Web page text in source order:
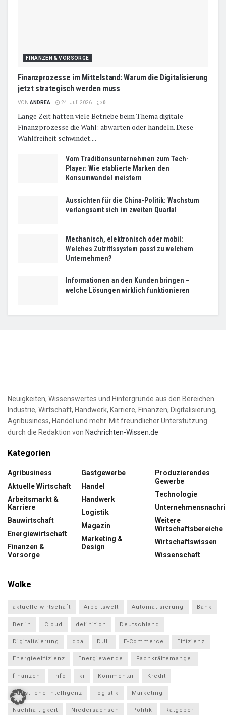
FINANZEN & VORSORGE
Finanzprozesse im Mittelstand: Warum die Digitalisierung
jetzt strategisch werden muss
VON ANDREA 24. Juli 2026 0
Lange Zeit hatten viele Betriebe beim Thema digitale
Finanzprozesse die Wahl: abwarten oder handeln. Diese
Wahlfreiheit schwindet....
Vom Traditionsunternehmen zum Tech-
Player: Wie etablierte Marken den
Konsumwandel meistern
Aussichten für die China-Politik: Wachstum
verlangsamt sich im zweiten Quartal
Mechanisch, elektronisch oder mobil:
Welches Zutrittssystem passt zu welchem
Unternehmen?
Informationen an den Kunden bringen –
welche Lösungen wirklich funktionieren
Neuigkeiten, Wissenswertes und Hintergründe aus den Bereichen
Industrie, Wirtschaft, Handwerk, Karriere, Finanzen, Digitalisierung,
Agribusiness, Handel und mehr. Mit freundlicher Unterstützung
durch die Redaktion von Nachrichten-Wissen.de
Kategorien
Agribusiness
Aktuelle Wirtschaft
Arbeitsmarkt &
Karriere
Bauwirtschaft
Energiewirtschaft
Finanzen &
Vorsorge
Gastgewerbe
Handel
Handwerk
Logistik
Magazin
Marketing &
Design
Produzierendes
Gewerbe
Technologie
Weitere
Wirtschaftsbereiche
Wirtschaftswissen
Wissenschaft
Wolke
aktuelle wirtschaft Arbeitswelt Automatisierung Bank
Berlin Cloud definition Deutschland
Digitalisierung dpa DUH E-Commerce Effizienz
Energieeffizienz Energiewende Fachkräftemangel
finanzen Info ki Kommentar Kredit
Künstliche Intelligenz logistik Marketing
Nachhaltigkeit Niedersachsen Politik Ratgeber